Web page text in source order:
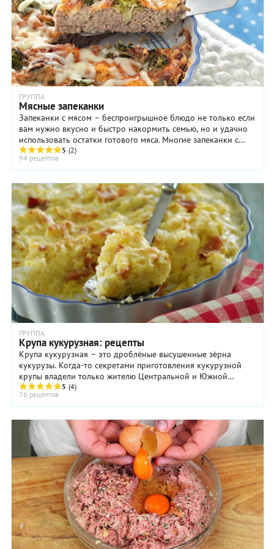
ГРУППА
Мясные запеканки
Запеканки с мясом – беспроигрышное блюдо не только если
вам нужно вкусно и быстро накормить семью, но и удачно
использовать остатки готового мяса. Многие запеканки с
мясом имеют собственные имена и ...
5 (2)
94 рецептов
ГРУППА
Крупа кукурузная: рецепты
Крупа кукурузная – это дроблёные высушенные зёрна
кукурузы. Когда-то секретами приготовления кукурузной
крупы владели только жителю Центральной и Южной
Америки, но после того, как кукуруза прочно ...
5 (4)
76 рецептов